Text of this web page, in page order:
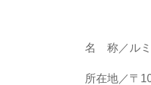
名 称／ルミ
所在地／〒